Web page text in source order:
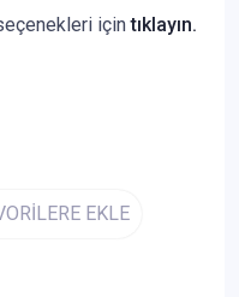
içintıklayın.
EKLE